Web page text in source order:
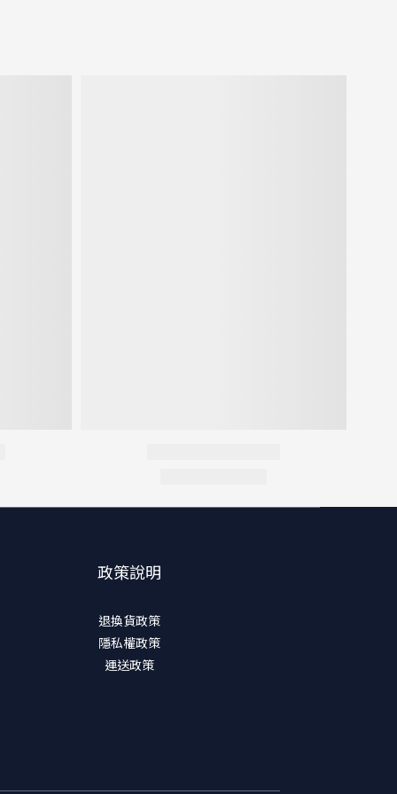
政策說明
退換貨政策
隱私權政策
運送政策